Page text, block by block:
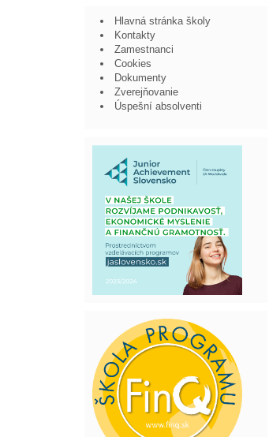
Hlavná stránka školy
Kontakty
Zamestnanci
Cookies
Dokumenty
Zverejňovanie
Úspešní absolventi